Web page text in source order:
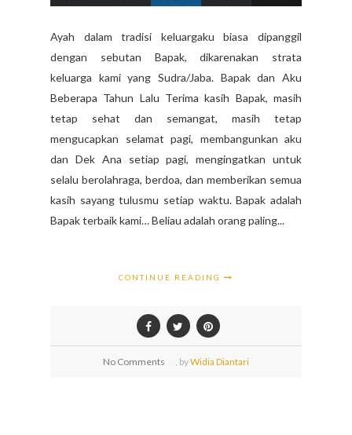
Ayah dalam tradisi keluargaku biasa dipanggil
dengan sebutan Bapak, dikarenakan strata
keluarga kami yang Sudra/Jaba. Bapak dan Aku
Beberapa Tahun Lalu Terima kasih Bapak, masih
tetap sehat dan semangat, masih tetap
mengucapkan selamat pagi, membangunkan aku
dan Dek Ana setiap pagi, mengingatkan untuk
selalu berolahraga, berdoa, dan memberikan semua
kasih sayang tulusmu setiap waktu. Bapak adalah
Bapak terbaik kami… Beliau adalah orang paling...
CONTINUE READING
No Comments , byWidia Diantari